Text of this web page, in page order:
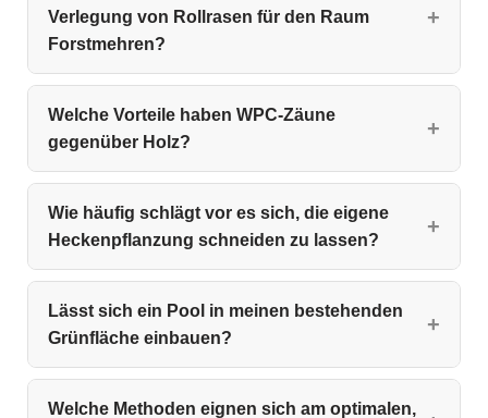
Verlegung von Rollrasen für den Raum
Forstmehren?
Welche Vorteile haben WPC‑Zäune
gegenüber Holz?
Wie häufig schlägt vor es sich, die eigene
Heckenpflanzung schneiden zu lassen?
Lässt sich ein Pool in meinen bestehenden
Grünfläche einbauen?
Welche Methoden eignen sich am optimalen,